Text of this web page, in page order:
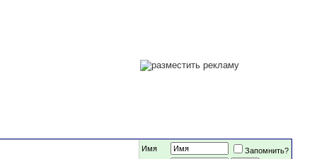
Имя
Запомнить?